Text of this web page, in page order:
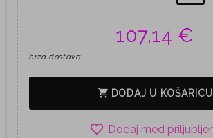
107,14 €
brza dostava
shopping_cart DODAJ U KOŠARICU
favorite_border